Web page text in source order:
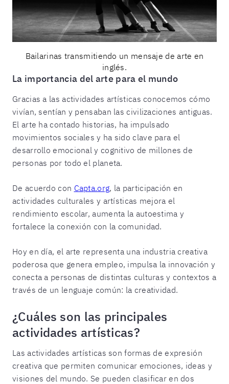
Bailarinas transmitiendo un mensaje de arte en
inglés.
La importancia del arte para el mundo
Gracias a las actividades artísticas conocemos cómo
vivían, sentían y pensaban las civilizaciones antiguas.
El arte ha contado historias, ha impulsado
movimientos sociales y ha sido clave para el
desarrollo emocional y cognitivo de millones de
personas por todo el planeta.
De acuerdo con Capta.org, la participación en
actividades culturales y artísticas mejora el
rendimiento escolar, aumenta la autoestima y
fortalece la conexión con la comunidad.
Hoy en día, el arte representa una industria creativa
poderosa que genera empleo, impulsa la innovación y
conecta a personas de distintas culturas y contextos a
través de un lenguaje común: la creatividad.
¿Cuáles son las principales
actividades artísticas?
Las actividades artísticas son formas de expresión
creativa que permiten comunicar emociones, ideas y
visiones del mundo. Se pueden clasificar en dos